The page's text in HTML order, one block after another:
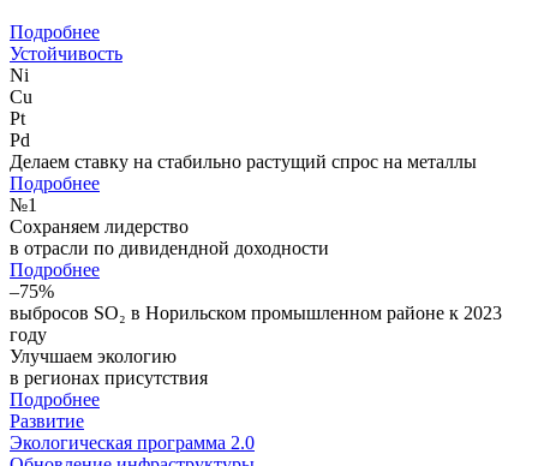
Подробнее
Устойчивость
Ni
Cu
Pt
Pd
Делаем ставку на стабильно растущий спрос на металлы
Подробнее
№1
Сохраняем лидерство
в отрасли по дивидендной доходности
Подробнее
–75%
выбросов SO₂ в Норильском промышленном районе к 2023
году
Улучшаем экологию
в регионах присутствия
Подробнее
Развитие
Экологическая программа 2.0